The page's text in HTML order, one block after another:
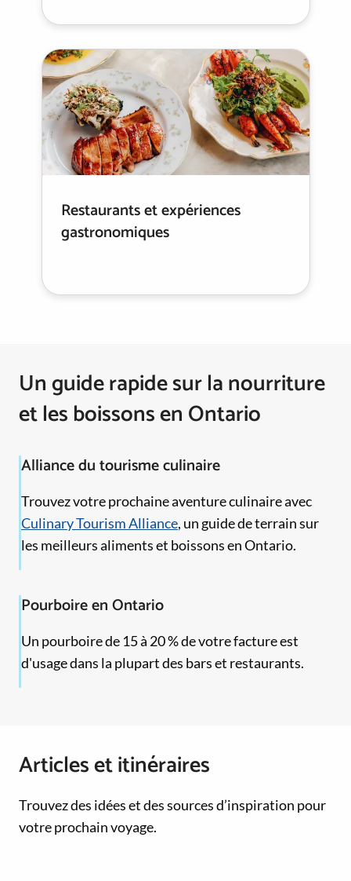
Restaurants et expériences
gastronomiques
Un guide rapide sur la nourriture
et les boissons en Ontario
Alliance du tourisme culinaire
Trouvez votre prochaine aventure culinaire avec
Culinary Tourism Alliance, un guide de terrain sur
les meilleurs aliments et boissons en Ontario.
Pourboire en Ontario
Un pourboire de 15 à 20 % de votre facture est
d'usage dans la plupart des bars et restaurants.
Articles et itinéraires
Trouvez des idées et des sources d’inspiration pour
votre prochain voyage.